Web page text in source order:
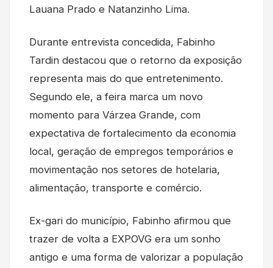
Lauana Prado e Natanzinho Lima.
Durante entrevista concedida, Fabinho
Tardin destacou que o retorno da exposição
representa mais do que entretenimento.
Segundo ele, a feira marca um novo
momento para Várzea Grande, com
expectativa de fortalecimento da economia
local, geração de empregos temporários e
movimentação nos setores de hotelaria,
alimentação, transporte e comércio.
Ex-gari do município, Fabinho afirmou que
trazer de volta a EXPOVG era um sonho
antigo e uma forma de valorizar a população